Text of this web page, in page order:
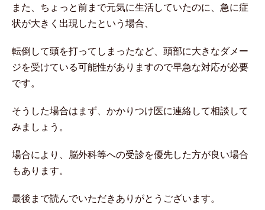
また、ちょっと前まで元気に生活していたのに、急に症
状が大きく出現したという場合、
転倒して頭を打ってしまったなど、頭部に大きなダメー
ジを受けている可能性がありますので早急な対応が必要
です。
そうした場合はまず、かかりつけ医に連絡して相談して
みましょう。
場合により、脳外科等への受診を優先した方が良い場合
もあります。
最後まで読んでいただきありがとうございます。